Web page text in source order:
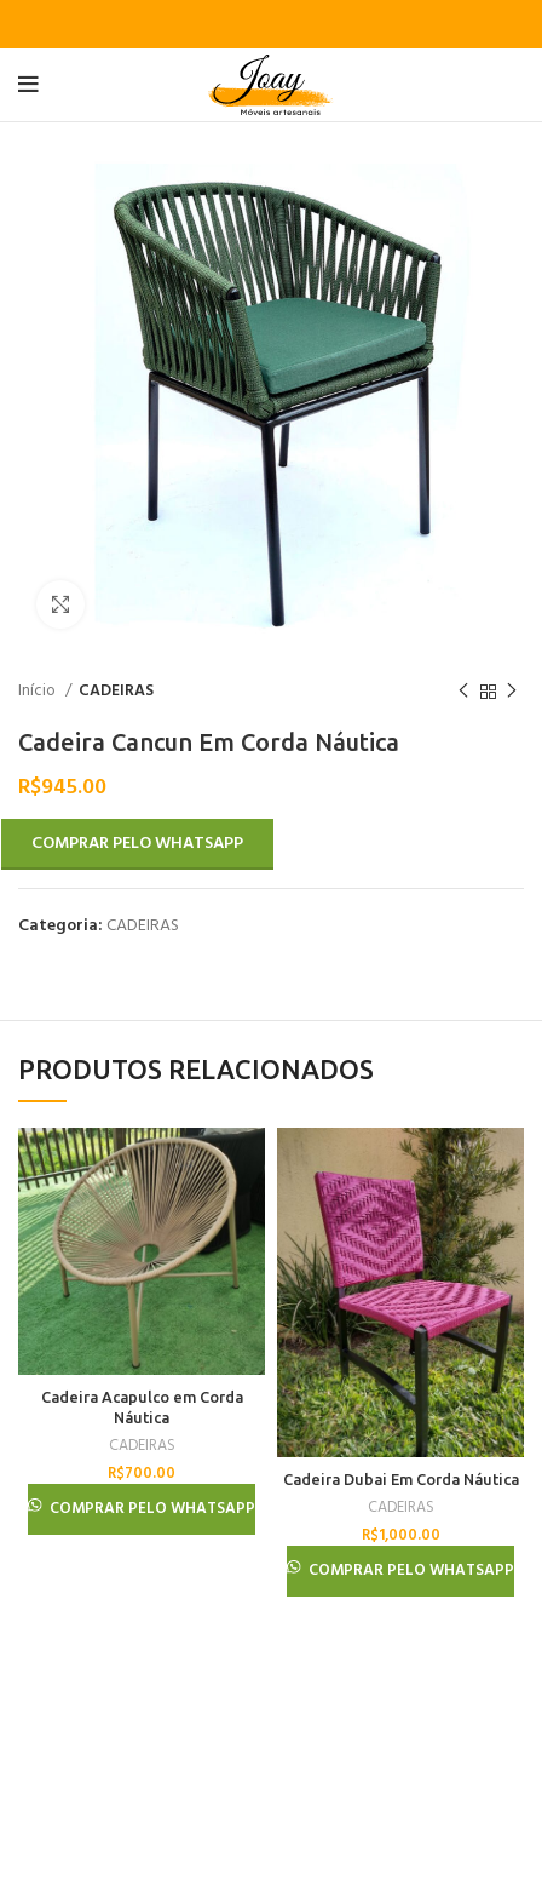
Início CADEIRAS
Cadeira Cancun Em Corda Náutica
R$945.00
COMPRAR PELO WHATSAPP
Categoria: CADEIRAS
PRODUTOS RELACIONADOS
Cadeira Acapulco em Corda
Náutica
CADEIRAS
R$700.00
COMPRAR PELO WHATSAPP
Cadeira Dubai Em Corda Náutica
CADEIRAS
R$1,000.00
COMPRAR PELO WHATSAPP